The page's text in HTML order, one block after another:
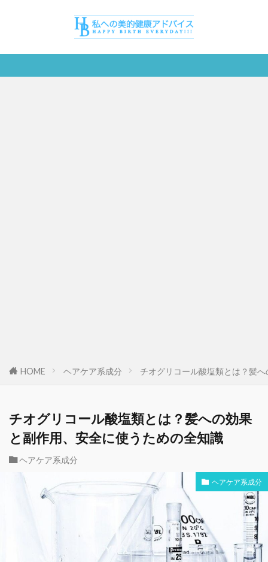
HOME ヘアケア系成分 チオグリコール酸塩類とは？髪
チオグリコール酸塩類とは？髪への効果
と副作用、安全に使うための全知識
ヘアケア系成分
ヘアケア系成分